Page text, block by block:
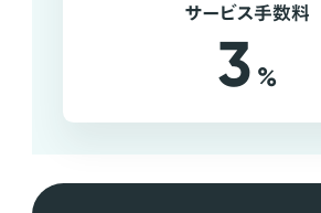
サービス手数料
3 %